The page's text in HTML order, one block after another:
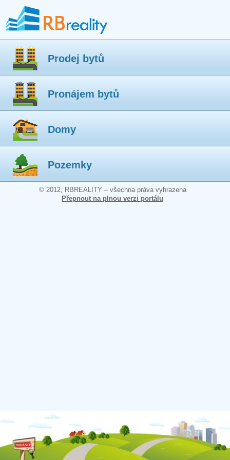
Prodej bytů
Pronájem bytů
Domy
Pozemky
© 2012, RBREALITY – všechna práva vyhrazena
Přepnout na plnou verzi portálu